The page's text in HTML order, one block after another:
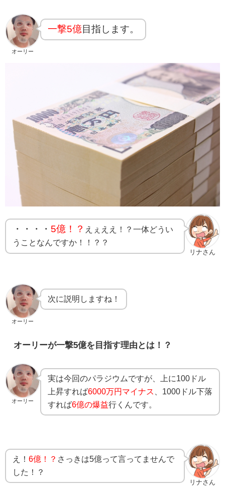
オーリー
一撃5億目指します。
リナさん
・・・・ 5億！？ えぇええ！？一体どうい
うことなんですか！！？？
オーリー
次に説明しますね！
オーリーが一撃5億を目指す理由とは！？
オーリー
実は今回のパラジウムですが、上に100ドル
上昇すれば6000万円マイナス
、1000ドル下落
すれば6億の爆益行くんです。
リナさん
え！ 6億！？ さっきは5億って言ってませんで
した！？